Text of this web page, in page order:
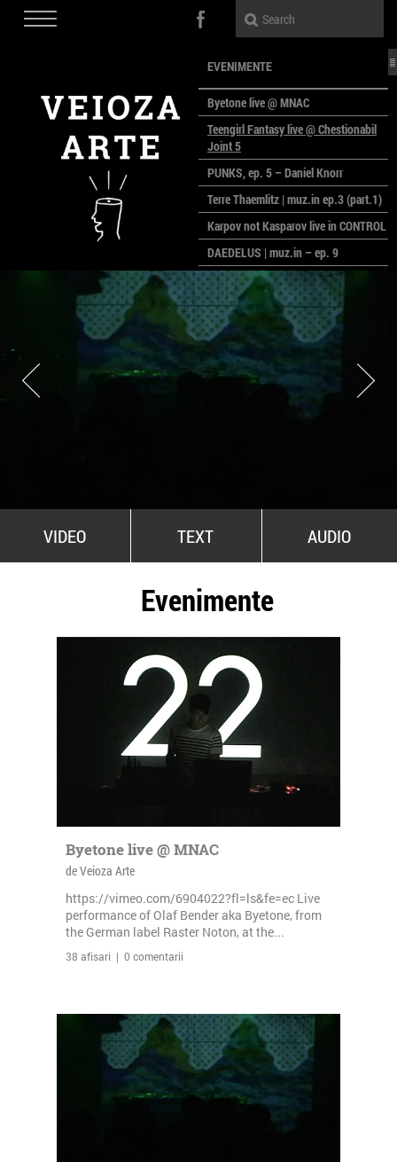
EVENIMENTE
Byetone live @ MNAC
Teengirl Fantasy live @ Chestionabil
Joint 5
PUNKS, ep. 5 – Daniel Knorr
Terre Thaemlitz | muz.in ep.3 (part.1)
Karpov not Kasparov live in CONTROL
DAEDELUS | muz.in – ep. 9
LALELE, LALELE – prima premieră a
anului la MACAZ
CinePOLSKA – filme poloneze la
București
PEOPLE OF ROMANIA se lansează la
galeria Simeza
All Stars For Outernational
VIDEO TEXT AUDIO
Evenimente
Byetone live @ MNAC
de Veioza Arte
https://vimeo.com/6904022?fl=ls&fe=ec Live
performance of Olaf Bender aka Byetone, from
the German label Raster Noton, at the...
38 afisari | 0 comentarii